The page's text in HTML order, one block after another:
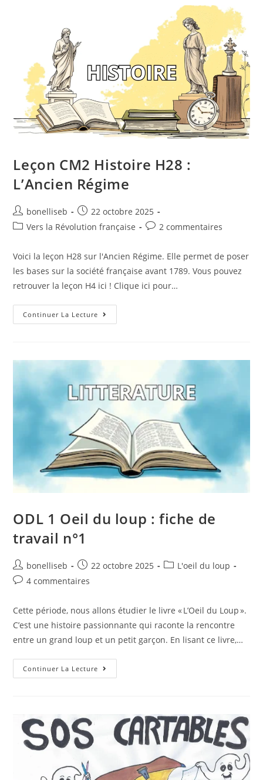
Leçon CM2 Histoire H28 :
L’Ancien Régime
bonelliseb
22 octobre 2025
Vers la Révolution française
2 commentaires
Voici la leçon H28 sur l'Ancien Régime. Elle permet de poser
les bases sur la société française avant 1789. Vous pouvez
retrouver la leçon H4 ici ! Clique ici pour…
Continuer La Lecture
ODL 1 Oeil du loup : fiche de
travail n°1
bonelliseb 22 octobre 2025
L'oeil du loup
4 commentaires
Cette période, nous allons étudier le livre « L’Oeil du Loup ».
C’est une histoire passionnante qui raconte la rencontre
entre un grand loup et un petit garçon. En lisant ce livre,…
Continuer La Lecture